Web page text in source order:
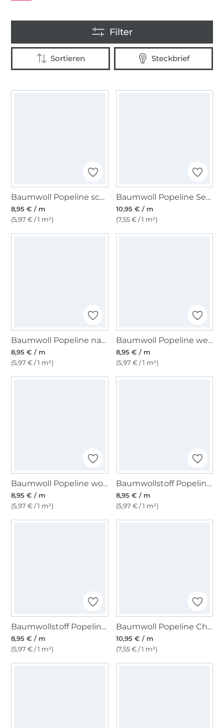
Baumwoll Popeline schwarz
8,95 € / m
(5,97 € / 1 m²)
Baumwoll Popeline Sea Animals, petrol
10,95 € / m
(7,55 € / 1 m²)
Baumwoll Popeline navy
8,95 € / m
(5,97 € / 1 m²)
Baumwoll Popeline weiß
8,95 € / m
(5,97 € / 1 m²)
Baumwoll Popeline wollweiß
8,95 € / m
(5,97 € / 1 m²)
Baumwollstoff Popeline hellrosa
8,95 € / m
(5,97 € / 1 m²)
Baumwollstoff Popeline hellmint
8,95 € / m
(5,97 € / 1 m²)
Baumwoll Popeline Cherries, pink
10,95 € / m
(7,55 € / 1 m²)